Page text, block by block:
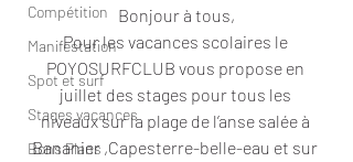
Compétition
Manifestation
Spot et surf
Stages vacances
Bons Plans
Bonjour à tous,
Pour les vacances scolaires le
POYOSURFCLUB vous propose en
juillet des stages pour tous les
niveaux sur la plage de l’anse salée à
Bananier ,Capesterre-belle-eau et sur